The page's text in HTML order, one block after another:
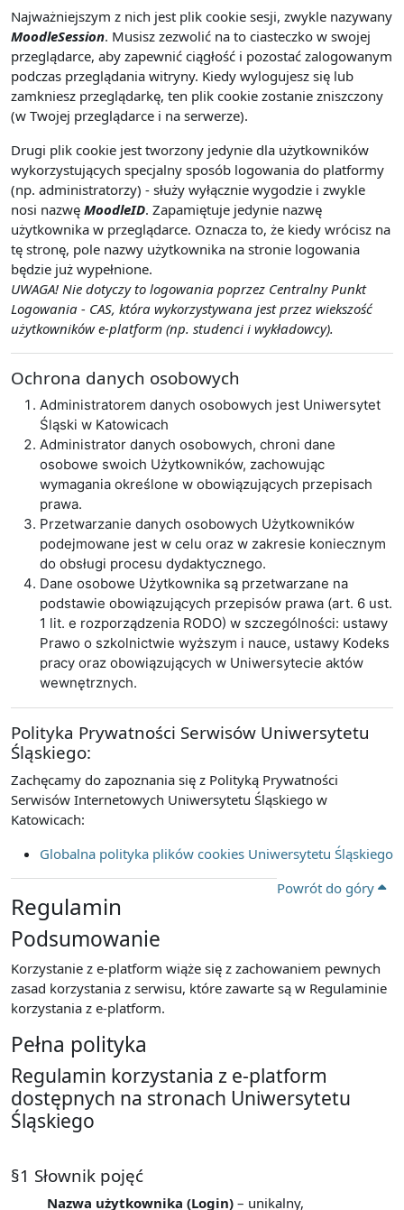
Najważniejszym z nich jest plik cookie sesji, zwykle nazywany
MoodleSession. Musisz zezwolić na to ciasteczko w swojej
przeglądarce, aby zapewnić ciągłość i pozostać zalogowanym
podczas przeglądania witryny. Kiedy wylogujesz się lub
zamkniesz przeglądarkę, ten plik cookie zostanie zniszczony
(w Twojej przeglądarce i na serwerze).
Drugi plik cookie jest tworzony jedynie dla użytkowników
wykorzystujących specjalny sposób logowania do platformy
(np. administratorzy) - służy wyłącznie wygodzie i zwykle
nosi nazwę MoodleID. Zapamiętuje jedynie nazwę
użytkownika w przeglądarce. Oznacza to, że kiedy wrócisz na
tę stronę, pole nazwy użytkownika na stronie logowania
będzie już wypełnione.
UWAGA! Nie dotyczy to logowania poprzez Centralny Punkt
Logowania - CAS, która wykorzystywana jest przez wiekszość
użytkowników e-platform (np. studenci i wykładowcy).
Ochrona danych osobowych
Administratorem danych osobowych jest Uniwersytet
Śląski w Katowicach
Administrator danych osobowych, chroni dane
osobowe swoich Użytkowników, zachowując
wymagania określone w obowiązujących przepisach
prawa.
Przetwarzanie danych osobowych Użytkowników
podejmowane jest w celu oraz w zakresie koniecznym
do obsługi procesu dydaktycznego.
Dane osobowe Użytkownika są przetwarzane na
podstawie obowiązujących przepisów prawa (art. 6 ust.
1 lit. e rozporządzenia RODO) w szczególności: ustawy
Prawo o szkolnictwie wyższym i nauce, ustawy Kodeks
pracy oraz obowiązujących w Uniwersytecie aktów
wewnętrznych.
Polityka Prywatności Serwisów Uniwersytetu
Śląskiego:
Zachęcamy do zapoznania się z Polityką Prywatności
Serwisów Internetowych Uniwersytetu Śląskiego w
Katowicach:
Globalna polityka plików cookies Uniwersytetu Śląskiego
Powrót do góry
Regulamin
Podsumowanie
Korzystanie z e-platform wiąże się z zachowaniem pewnych
zasad korzystania z serwisu, które zawarte są w Regulaminie
korzystania z e-platform.
Pełna polityka
Regulamin korzystania z e-platform
dostępnych na stronach Uniwersytetu
Śląskiego
§1 Słownik pojęć
Nazwa użytkownika (Login) – unikalny,